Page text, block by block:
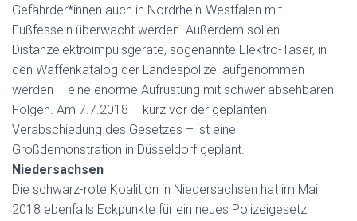
Gefährder*innen auch in Nordrhein-Westfalen mit
Fußfesseln überwacht werden. Außerdem sollen
Distanzelektroimpulsgeräte, sogenannte Elektro-Taser, in
den Waffenkatalog der Landespolizei aufgenommen
werden – eine enorme Aufrüstung mit schwer absehbaren
Folgen. Am 7.7.2018 – kurz vor der geplanten
Verabschiedung des Gesetzes – ist eine
Großdemonstration in Düsseldorf geplant.
Niedersachsen
Die schwarz-rote Koalition in Niedersachsen hat im Mai
2018 ebenfalls Eckpunkte für ein neues Polizeigesetz